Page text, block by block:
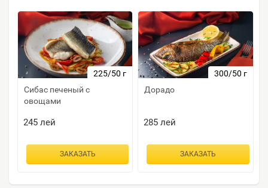
225/50 г
Сибас печеный с
овощами
245лей
ЗАКАЗАТЬ
300/50 г
Дорадо
285лей
ЗАКАЗАТЬ